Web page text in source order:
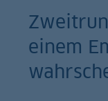
einem